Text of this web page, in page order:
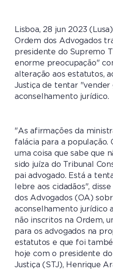
Lisboa, 28 jun 2023
Ordem dos Advogados
presidente do Supremo
enorme preocupação"
alteração aos estatutos,
Justiça de tentar
aconselhamento jurídico.
"As afirmações da
falácia para a população.
uma coisa que sabe que
sido juíza do Tribunal
pai advogado. Está a
lebre aos cidadãos",
dos Advogados (OA)
aconselhamento jurídico
não inscritos na Ordem,
para os advogados na
estatutos e que foi
hoje com o presidente
Justiça (STJ), Henrique